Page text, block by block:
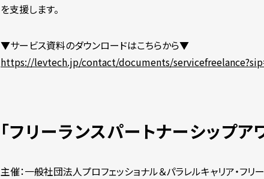
を支援します。
▼サービス資料のダウンロードはこちらから▼
https://levtech.jp/contact/documents/
「フリーランスパートナーシップ
主催：一般社団法人プロフェッショナル＆パラレルキャリア・フリ